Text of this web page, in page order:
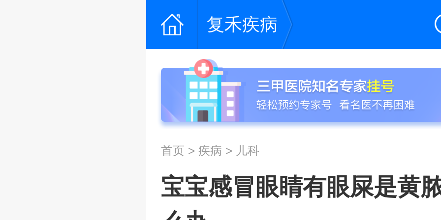
复禾疾病
首页 > 疾病 > 儿科
宝宝感冒眼睛有眼屎是黄